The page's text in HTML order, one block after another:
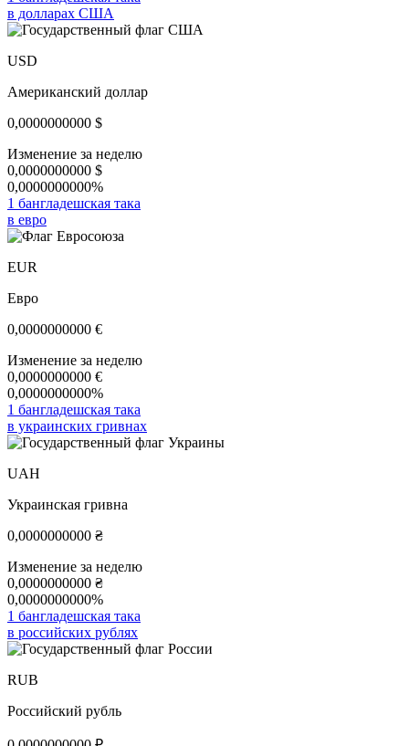
в долларах США
USD
Американский доллар
0,0000000000 $
Изменение за неделю
0,0000000000 $
0,0000000000%
1 бангладешская така
в евро
EUR
Евро
0,0000000000 €
Изменение за неделю
0,0000000000 €
0,0000000000%
1 бангладешская така
в украинских гривнах
UAH
Украинская гривна
0,0000000000 ₴
Изменение за неделю
0,0000000000 ₴
0,0000000000%
1 бангладешская така
в российских рублях
RUB
Российский рубль